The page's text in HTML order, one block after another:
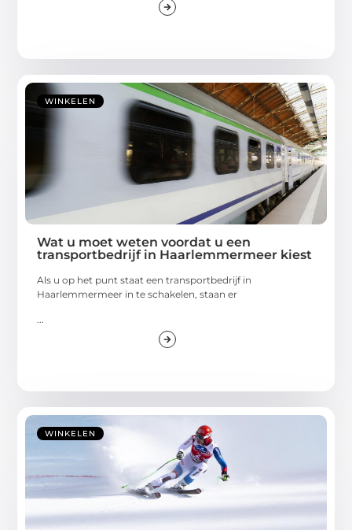
WINKELEN
Wat u moet weten voordat u een
transportbedrijf in Haarlemmermeer kiest
Als u op het punt staat een transportbedrijf in
Haarlemmermeer in te schakelen, staan er
...
WINKELEN